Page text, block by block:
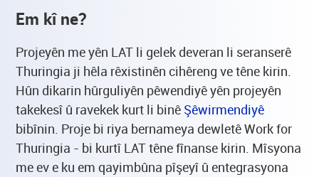
Em kî ne?
Projeyên me yên LAT li gelek deveran li seranserê
Thuringia ji hêla rêxistinên cihêreng ve têne kirin.
Hûn dikarin hûrguliyên pêwendiyê yên projeyên
takekesî û ravekek kurt li binê Şêwirmendiyê
bibînin. Proje bi riya bernameya dewletê Work for
Thuringia - bi kurtî LAT têne fînanse kirin. Mîsyona
me ev e ku em qayimbûna pîşeyî û entegrasyona